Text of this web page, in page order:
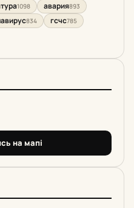
1098 авария893
834 гсчс785
на мапі